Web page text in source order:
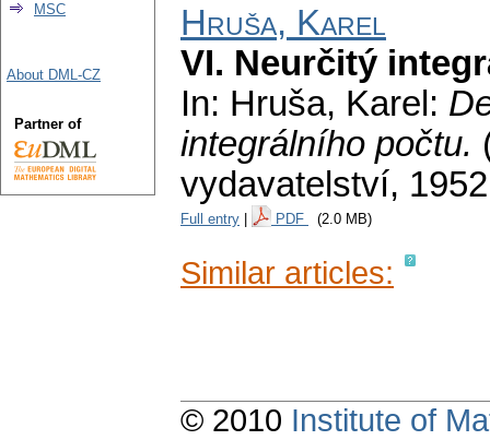
Hruša, Karel
VI. Neurčitý
In: Hruša, Karel:
integrálního počtu.
vydavatelství,
Full entry PDF (2.0 MB)
Similar articles:
MSC
About DML-CZ
Partner of
© 2010 Institute of